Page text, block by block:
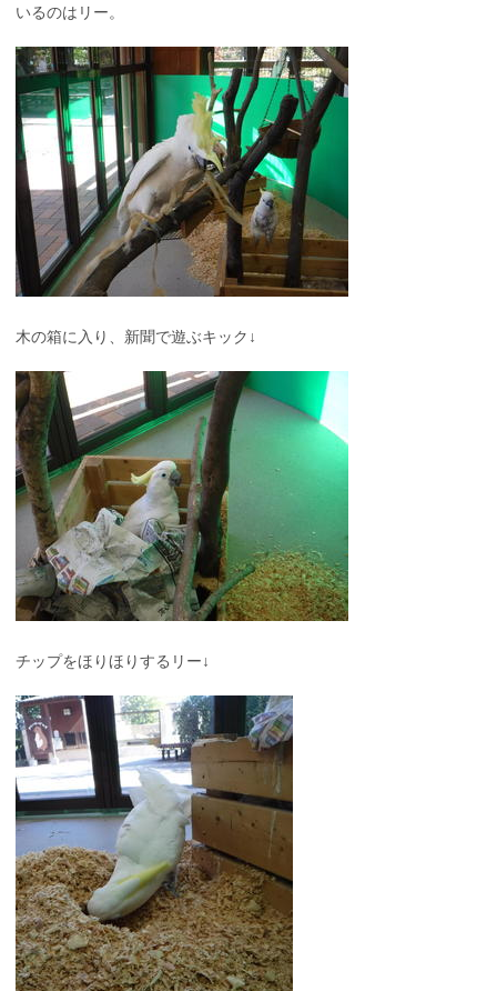
いるのはリー。
木の箱に入り、新聞で遊ぶキック↓
チップをほりほりするリー↓